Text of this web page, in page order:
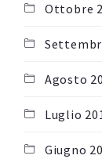
Ottobre
Agosto
Luglio
Giugno